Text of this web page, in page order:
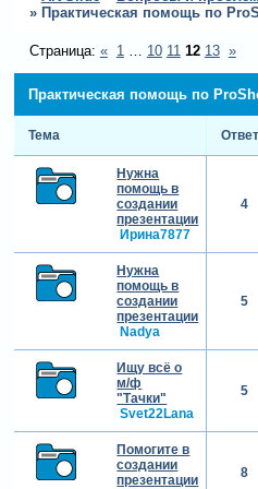
» Практическая помощь по
Практическая помощь по
Страница: « 1 … 10 11 12 13 »
Тема
Нужна
помощь в
создании
презентации
Ирина7877
4
Нужна
помощь в
создании
презентации
Nadya
5
Ищу всё о
м/ф
"Тачки"
Svet22Lana
5
Помогите в
создании
презентации
8